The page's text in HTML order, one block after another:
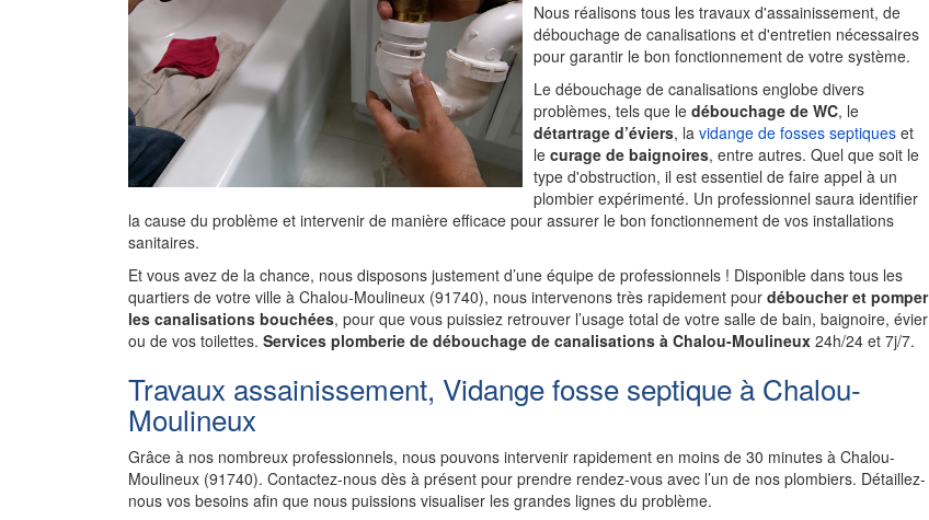
Nous réalisons tous les travaux d'assainissement, de
débouchage de canalisations et d'entretien nécessaires
pour garantir le bon fonctionnement de votre système.
Le débouchage de canalisations englobe divers
problèmes, tels que le débouchage de WC, le
détartrage d’éviers, la vidange de fosses septiques et
le curage de baignoires, entre autres. Quel que soit le
type d'obstruction, il est essentiel de faire appel à un
plombier expérimenté. Un professionnel saura identifier
la cause du problème et intervenir de manière efficace pour assurer le bon fonctionnement de vos installations
sanitaires.
Et vous avez de la chance, nous disposons justement d’une équipe de professionnels ! Disponible dans tous les
quartiers de votre ville à Chalou-Moulineux (91740), nous intervenons très rapidement pour déboucher et pomper
les canalisations bouchées, pour que vous puissiez retrouver l’usage total de votre salle de bain, baignoire, évier
ou de vos toilettes. Services plomberie de débouchage de canalisations à Chalou-Moulineux 24h/24 et 7j/7.
Travaux assainissement, Vidange fosse septique à Chalou-
Moulineux
Grâce à nos nombreux professionnels, nous pouvons intervenir rapidement en moins de 30 minutes à Chalou-
Moulineux (91740). Contactez-nous dès à présent pour prendre rendez-vous avec l’un de nos plombiers. Détaillez-
nous vos besoins afin que nous puissions visualiser les grandes lignes du problème.